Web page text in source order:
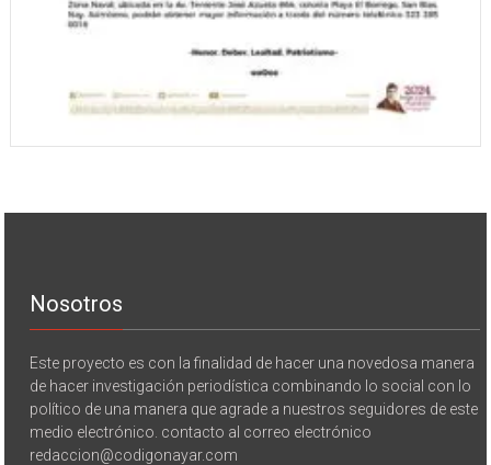
Nosotros
Este proyecto es con la finalidad de hacer una novedosa manera
de hacer investigación periodística combinando lo social con lo
político de una manera que agrade a nuestros seguidores de este
medio electrónico. contacto al correo electrónico
redaccion@codigonayar.com